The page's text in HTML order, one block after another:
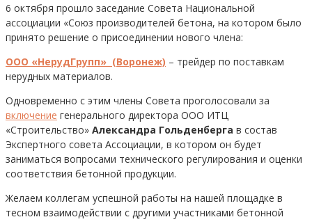
6 октября прошло заседание Совета Национальной
ассоциации «Союз производителей бетона, на котором было
принято решение о присоединении нового члена:
ООО «НерудГрупп» (Воронеж) – трейдер по поставкам
нерудных материалов.
Одновременно с этим члены Совета проголосовали за
включение генерального директора ООО ИТЦ
«Строительство» Александра Гольденберга в состав
Экспертного совета Ассоциации, в котором он будет
заниматься вопросами технического регулирования и оценки
соответствия бетонной продукции.
Желаем коллегам успешной работы на нашей площадке в
тесном взаимодействии с другими участниками бетонной